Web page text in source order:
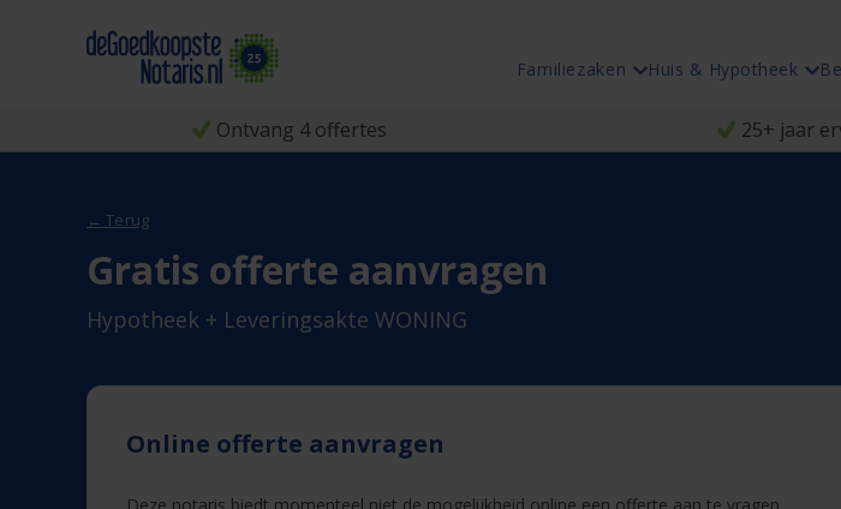
Familiezaken Huis & Hypotheek
Ontvang 4 offertes 25+ jaar
← Terug
Gratis offerte aanvragen
Hypotheek + Leveringsakte WONING
Online offerte aanvragen